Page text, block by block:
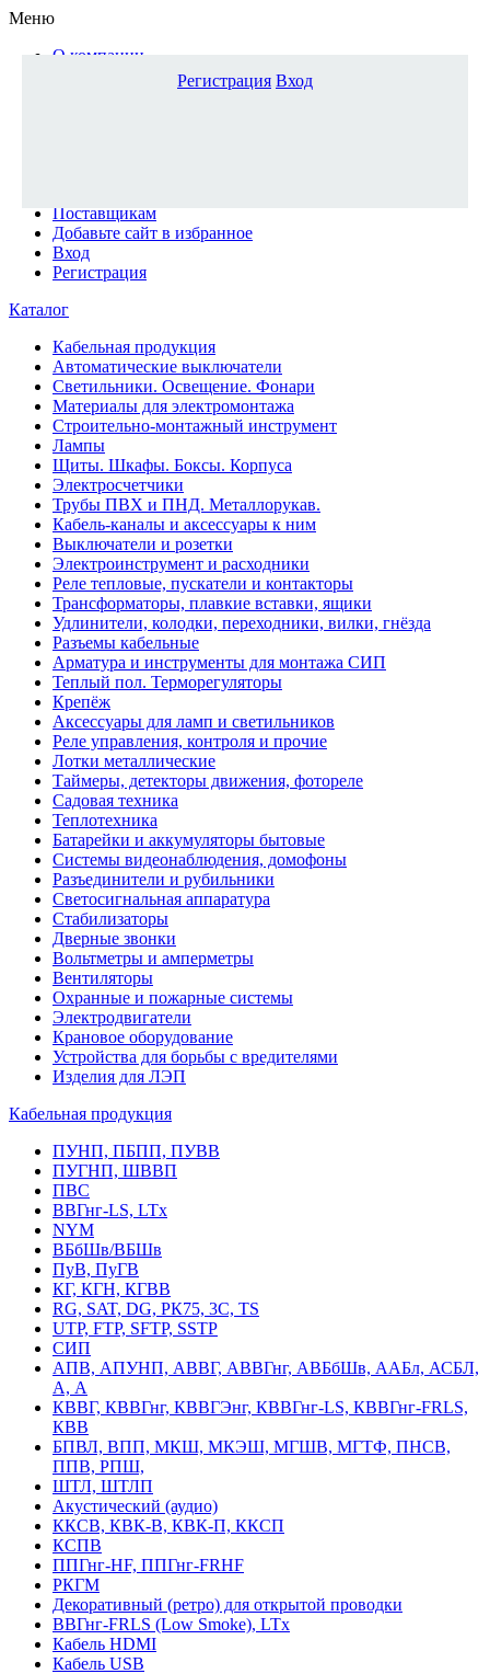
Меню
О компании
Доставка и оплата
Поставщикам
Добавьте сайт в избранное
Вход
Регистрация
Каталог
Кабельная продукция
Автоматические выключатели
Светильники. Освещение. Фонари
Материалы для электромонтажа
Строительно-монтажный инструмент
Лампы
Щиты. Шкафы. Боксы. Корпуса
Электросчетчики
Трубы ПВХ и ПНД. Металлорукав.
Кабель-каналы и аксессуары к ним
Выключатели и розетки
Электроинструмент и расходники
Реле тепловые, пускатели и контакторы
Трансформаторы, плавкие вставки, ящики
Удлинители, колодки, переходники, вилки, гнёзда
Разъемы кабельные
Арматура и инструменты для монтажа СИП
Теплый пол. Терморегуляторы
Крепёж
Аксессуары для ламп и светильников
Реле управления, контроля и прочие
Лотки металлические
Таймеры, детекторы движения, фотореле
Садовая техника
Теплотехника
Батарейки и аккумуляторы бытовые
Системы видеонаблюдения, домофоны
Разъединители и рубильники
Светосигнальная аппаратура
Стабилизаторы
Дверные звонки
Вольтметры и амперметры
Вентиляторы
Охранные и пожарные системы
Электродвигатели
Крановое оборудование
Устройства для борьбы с вредителями
Изделия для ЛЭП
Кабельная продукция
ПУНП, ПБПП, ПУВВ
ПУГНП, ШВВП
ПВС
ВВГнг-LS, LTx
NYM
ВБбШв/ВБШв
ПуВ, ПуГВ
КГ, КГН, КГВВ
RG, SAT, DG, РК75, 3С, TS
UTP, FTP, SFTP, SSTP
СИП
АПВ, АПУНП, АВВГ, АВВГнг, АВБбШв, ААБл, АСБЛ,
А, А
КВВГ, КВВГнг, КВВГЭнг, КВВГнг-LS, КВВГнг-FRLS,
КВВ
БПВЛ, ВПП, МКШ, МКЭШ, МГШВ, МГТФ, ПНСВ,
ППВ, РПШ,
ШТЛ, ШТЛП
Акустический (аудио)
ККСВ, КВК-В, КВК-П, ККСП
КСПВ
ППГнг-HF, ППГнг-FRHF
РКГМ
Декоративный (ретро) для открытой проводки
ВВГнг-FRLS (Low Smoke), LTx
Кабель HDMI
Кабель USB
Регистрация Вход